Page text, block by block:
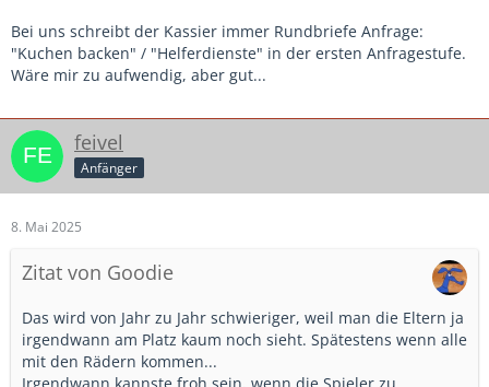
Bei uns schreibt der Kassier immer Rundbriefe Anfrage:
"Kuchen backen" / "Helferdienste" in der ersten Anfragestufe.
Wäre mir zu aufwendig, aber gut...
feivel
Anfänger
8. Mai 2025
Zitat von Goodie
Das wird von Jahr zu Jahr schwieriger, weil man die Eltern ja
irgendwann am Platz kaum noch sieht. Spätestens wenn alle
mit den Rädern kommen...